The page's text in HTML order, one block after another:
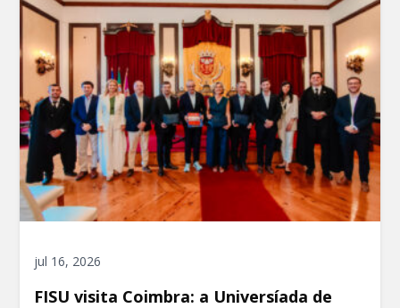
jul 16, 2026
FISU visita Coimbra: a Universíada de